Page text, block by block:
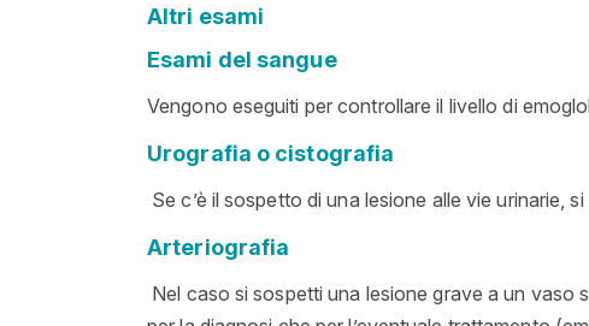
Altri esami
Esami del sangue
Vengono eseguiti per controllare il livello di
Urografia o cistografia
Se c’è il sospetto di una lesione alle vie
Arteriografia
Nel caso si sospetti una lesione grave a un vaso